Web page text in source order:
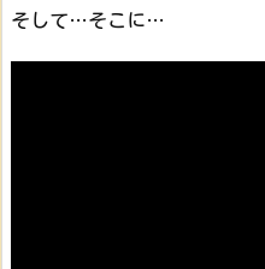
そして…そこに…